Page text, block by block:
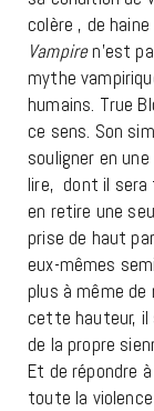
colère , de haine
Vampiren’est
mythe
humains. True
ce sens. Son
souligner en
lire, dont il sera
en retire une
prise de haut
eux-mêmes
plus à même de
cette hauteur, il
de la propre
Et de répondre
toute la